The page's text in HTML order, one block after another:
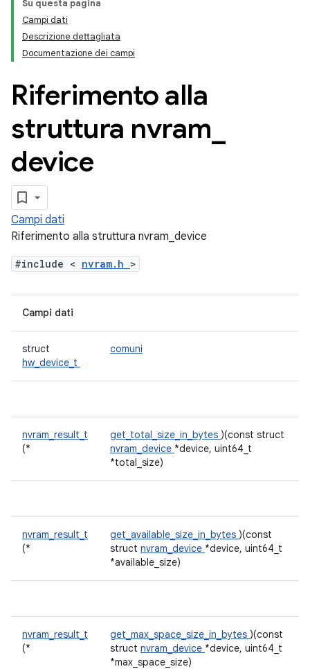
Su questa pagina
Campi dati
Descrizione dettagliata
Documentazione dei campi
Riferimento alla
struttura nvram
device
Campi dati
Riferimento alla struttura nvram_device
#include < nvram.h >
Campi dati
struct
hw_device_t
comuni
nvram_result_t
(*
get_total_size_in_bytes )(const struct
nvram_device *device, uint64_t
*total_size)
nvram_result_t
(*
get_available_size_in_bytes )(const
struct nvram_device *device, uint64_t
*available_size)
nvram_result_t
(*
get_max_space_size_in_bytes )(const
struct nvram_device *device, uint64_t
*max_space_size)